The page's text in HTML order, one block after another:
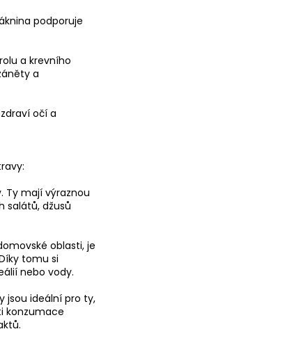
podporuje
a krevního
a
očí a
Ty mají výraznou
salátů, džusů
oblasti, je
tomu si
nebo vody.
jsou ideální pro ty,
konzumace